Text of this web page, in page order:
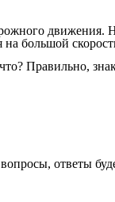
движения.
большой
Правильно,
ответы